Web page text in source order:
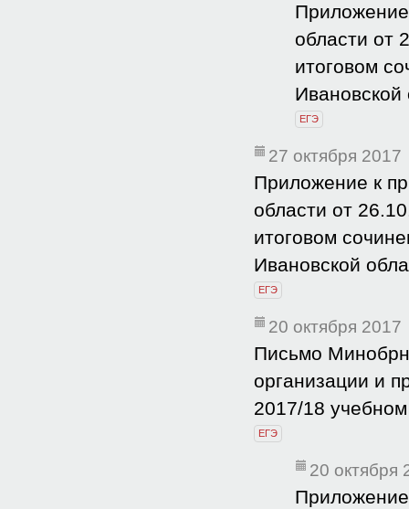
Приложение
области от
итоговом
Ивановской
ЕГЭ
27 октября 2017
Приложение к
области от
итоговом
Ивановской
ЕГЭ
20 октября 2017
Письмо
организации и
2017/18 учебном
ЕГЭ
20 октября